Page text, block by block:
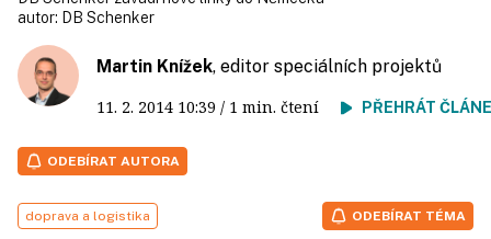
autor: DB Schenker
Martin Knížek, editor speciálních projektů
11. 2. 2014 10:39 / 1 min. čtení PŘEHRÁT
ODEBÍRAT AUTORA
doprava a logistika ODEBÍRAT TÉMA